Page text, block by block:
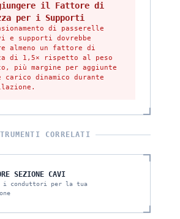
il Fattore di
per i Supporti
di passerelle
e supporti dovrebbe
almeno un fattore di
di 1,5× rispetto al peso
più margine per aggiunte
carico dinamico durante
CORRELATI
SEZIONE CAVI
i conduttori per la tua